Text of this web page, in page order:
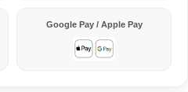
Google Pay / Apple Pay